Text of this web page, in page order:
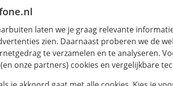
laten we je graag relevante
zien. Daarnaast proberen we de
te verzamelen en te analyseren.
onze partners) cookies en vergelijkbare